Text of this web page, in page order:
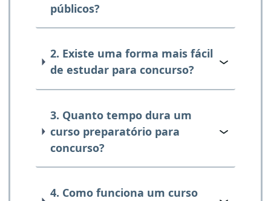
públicos?
2. Existe uma forma mais fácil
de estudar para concurso?
3. Quanto tempo dura um
curso preparatório para
concurso?
4. Como funciona um curso